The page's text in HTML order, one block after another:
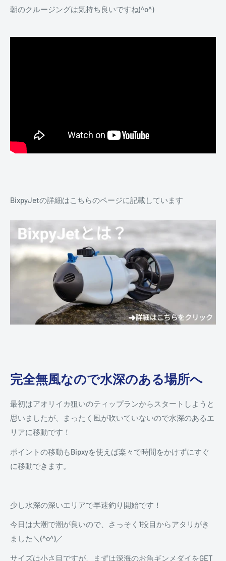
朝のクルージングは気持ち良いですね(^o^)
BixpyJetの詳細はこちらのページに記載しています
完全無風なので水深のある場所へ
最初はアオリイカ狙いのティップランからスタートしようと
思いましたが、まったく風が吹いていないので水深のあるエ
リアに移動です！
ポイントの移動もBipxyを使えば楽々で時間をかけずにすぐ
に移動できます。
少し水深の深いエリアで早速釣り開始です！
今日は大潮で潮が良いので、さっそく1投目からアタリがき
ました＼(^o^)／
サイズは小さ目ですが、まずは深海のお魚ギンメダイをGET